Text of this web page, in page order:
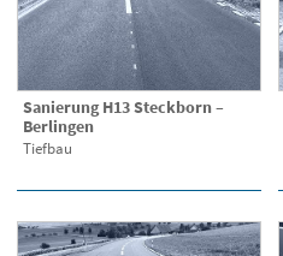
Sanierung H13 Steckborn –
Berlingen
Tiefbau